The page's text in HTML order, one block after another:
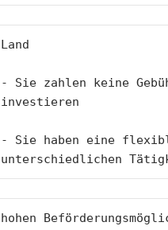
Land
- Sie zahlen keine
investieren
- Sie haben eine
unterschiedlichen
hohen